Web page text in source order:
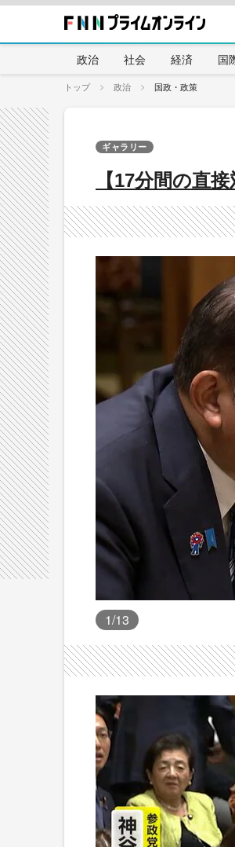
政治 社会 経済 国
トップ 政治 国政・政策
【17分間の直
ギャラリー
1/13